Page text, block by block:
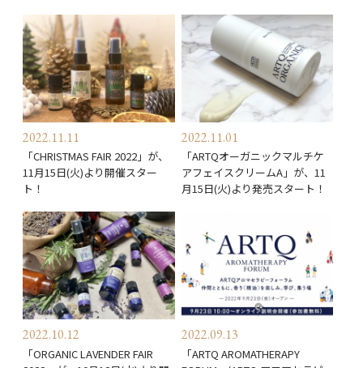
2022.11.11
「CHRISTMAS FAIR 2022」が、
11月15日(火)より開催スター
ト！
2022.11.01
「ARTQオーガニックマルチケ
アフェイスクリームA」が、11
月15日(火)より発売スタート！
2022.10.12
「ORGANIC LAVENDER FAIR
2022.09.13
「ARTQ AROMATHERAPY